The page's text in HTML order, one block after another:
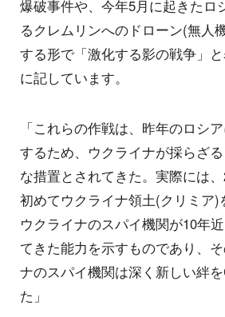
爆破事件や、今年5月に起きたロ
るクレムリンへのドローン(無人
する形で「激化する影の戦争」
に記しています。
「これらの作戦は、昨年のロシ
するため、ウクライナが採らざ
な措置とされてきた。実際には
初めてウクライナ領土(クリミア)
ウクライナのスパイ機関が10年
てきた能力を示すものであり、
ナのスパイ機関は深く新しい絆
た」